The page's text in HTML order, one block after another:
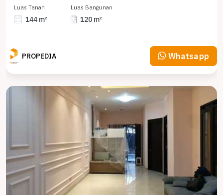
Luas Tanah
144 m²
Luas Bangunan
120 m²
PROPEDIA Whatsapp